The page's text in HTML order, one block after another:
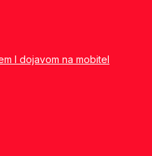
I dojavom na mobitel